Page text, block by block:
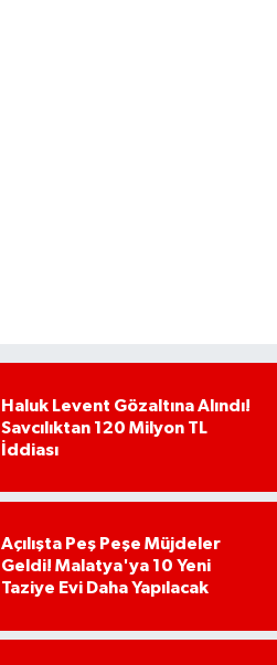
Haluk Levent Gözaltına Alındı!
Savcılıktan 120 Milyon TL
İddiası
Açılışta Peş Peşe Müjdeler
Geldi! Malatya'ya 10 Yeni
Taziye Evi Daha Yapılacak